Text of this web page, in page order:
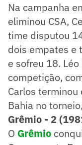
Na campanha
eliminou CSA,
time disputou
dois empates e
e sofreu 18.
competição,
Carlos
Bahia no
Grêmio - 2
O Grêmio